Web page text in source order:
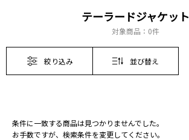
テーラードジャケット
対象商品： 0件
絞り込み 並び替え
条件に一致する商品は見つかりませんでした。
お手数ですが、検索条件を変更してください。